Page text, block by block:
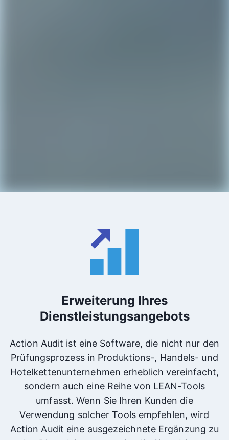
Erweiterung Ihres
Dienstleistungsangebots
Action Audit ist eine Software, die nicht nur den
Prüfungsprozess in Produktions-, Handels- und
Hotelkettenunternehmen erheblich vereinfacht,
sondern auch eine Reihe von LEAN-Tools
umfasst. Wenn Sie Ihren Kunden die
Verwendung solcher Tools empfehlen, wird
Action Audit eine ausgezeichnete Ergänzung zu